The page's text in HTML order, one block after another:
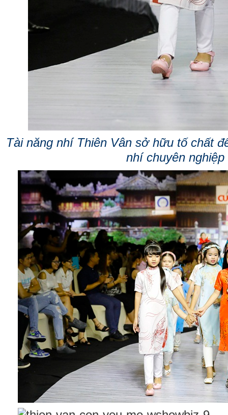
Tài năng nhí Thiên Vân sở hữu tố chất
nhí chuyên nghiệp